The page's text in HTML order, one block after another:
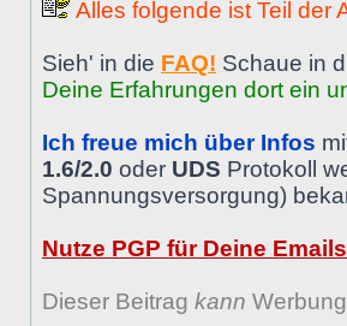
Alles folgende ist Teil der
Sieh' in die FAQ! Schaue in
Deine Erfahrungen dort ein
Ich freue mich über Infos
1.6/2.0 oder UDS Protokoll
Spannungsversorgung)
Nutze PGP für Deine
Dieser Beitrag kann